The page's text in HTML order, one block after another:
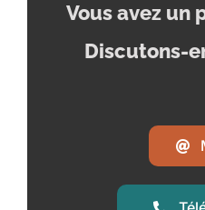
Vous avez un
Discutons-